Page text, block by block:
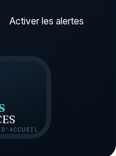
Activer les alertes